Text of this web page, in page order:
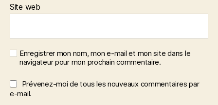
Site web
Enregistrer mon nom, mon e-mail et mon site dans le
navigateur pour mon prochain commentaire.
Prévenez-moi de tous les nouveaux commentaires par
e-mail.